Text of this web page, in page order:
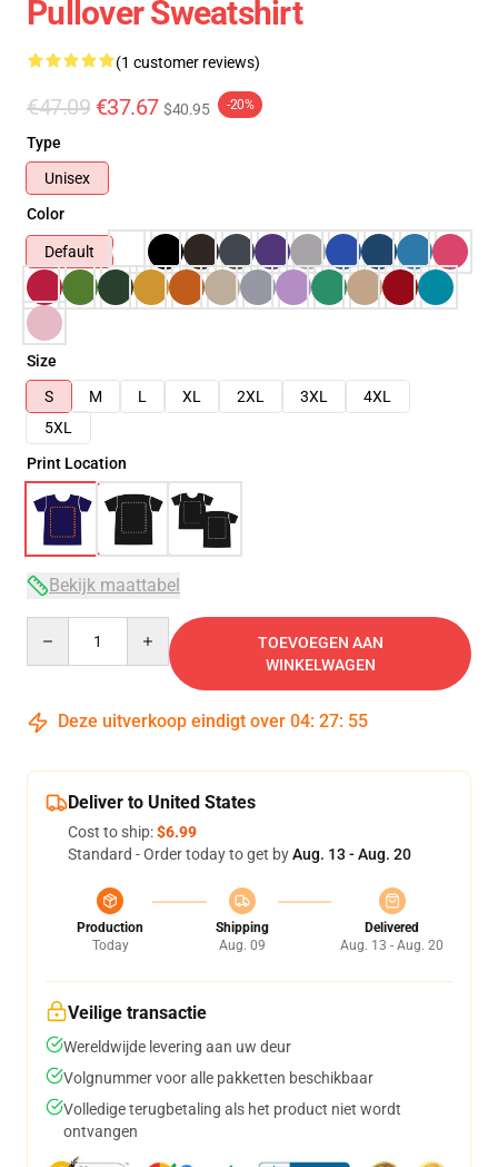
Pullover Sweatshirt
(1 customer reviews)
€47.09 €37.67 $40.95 -20%
Type
Unisex
Color
Default
Size
S
M L XL 2XL 3XL
4XL
5XL
Print Location
Bekijk maattabel
TOEVOEGEN AAN
WINKELWAGEN
Deze uitverkoop eindigt over 04: 27: 54
Deliver to United States
Cost to ship:$6.99
Standard - Order today to get byAug. 13 - Aug. 20
Production
Today
Shipping
Aug. 09
Delivered
Aug. 13 - Aug. 20
Veilige transactie
Wereldwijde levering aan uw deur
Volgnummer voor alle pakketten beschikbaar
Volledige terugbetaling als het product niet wordt
ontvangen